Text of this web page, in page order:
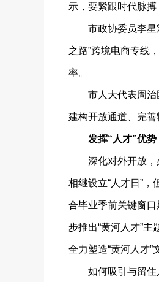
示，要紧跟时代脉
市政协委员李星霖
之路”跨境电商专线
率。
市人大代表周治国
建构开放通道、完
发挥“人才”优
深化对外开放，必
相继设立“人才日”
合毕业季前关键窗
步推出“黄河人才”
全力塑造“黄河人才”
如何吸引与留住人